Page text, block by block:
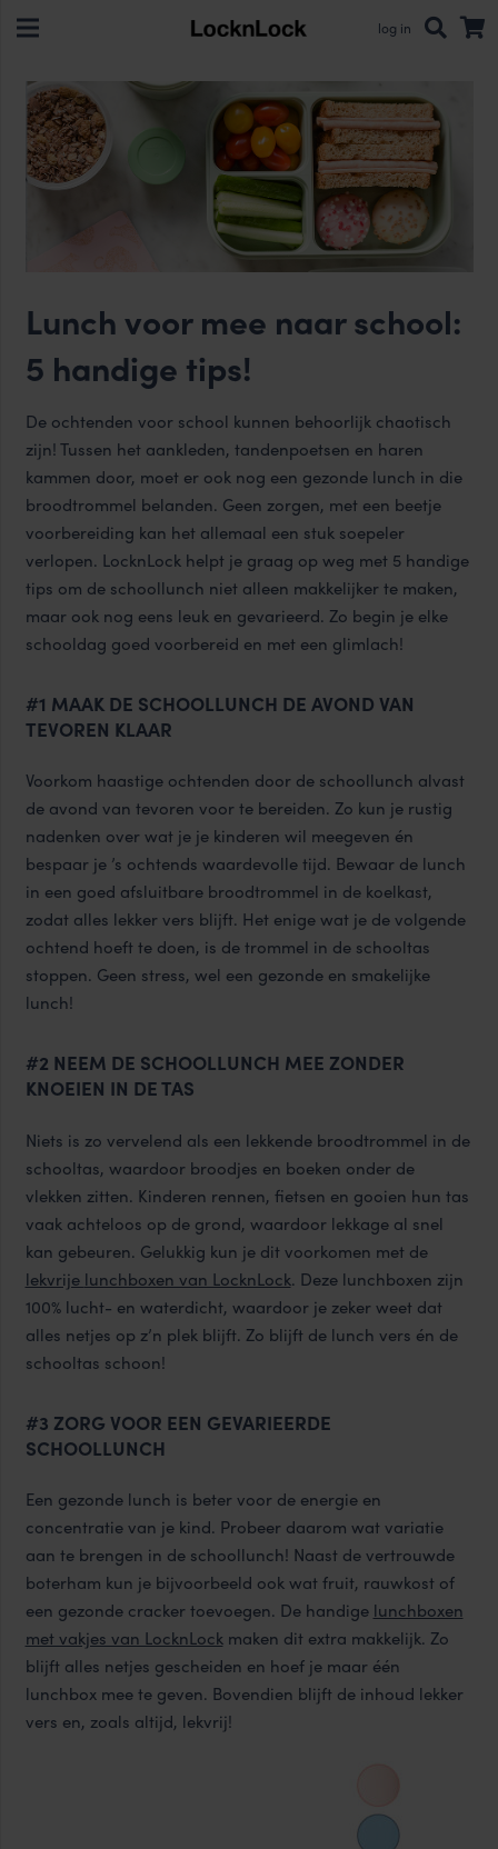
log in
Lunch voor mee naar school:
5 handige tips!
De ochtenden voor school kunnen behoorlijk chaotisch
zijn! Tussen het aankleden, tandenpoetsen en haren
kammen door, moet er ook nog een gezonde lunch in die
broodtrommel belanden. Geen zorgen, met een beetje
voorbereiding kan het allemaal een stuk soepeler
verlopen. LocknLock helpt je graag op weg met 5 handige
tips om de schoollunch niet alleen makkelijker te maken,
maar ook nog eens leuk en gevarieerd. Zo begin je elke
schooldag goed voorbereid en met een glimlach!
#1 MAAK DE SCHOOLLUNCH DE AVOND VAN
TEVOREN KLAAR
Voorkom haastige ochtenden door de schoollunch alvast
de avond van tevoren voor te bereiden. Zo kun je rustig
nadenken over wat je je kinderen wil meegeven én
bespaar je ’s ochtends waardevolle tijd. Bewaar de lunch
in een goed afsluitbare broodtrommel in de koelkast,
zodat alles lekker vers blijft. Het enige wat je de volgende
ochtend hoeft te doen, is de trommel in de schooltas
stoppen. Geen stress, wel een gezonde en smakelijke
lunch!
#2 NEEM DE SCHOOLLUNCH MEE ZONDER
KNOEIEN IN DE TAS
Niets is zo vervelend als een lekkende broodtrommel in de
schooltas, waardoor broodjes en boeken onder de
vlekken zitten. Kinderen rennen, fietsen en gooien hun tas
vaak achteloos op de grond, waardoor lekkage al snel
kan gebeuren. Gelukkig kun je dit voorkomen met de
lekvrije lunchboxen van LocknLock. Deze lunchboxen zijn
100% lucht- en waterdicht, waardoor je zeker weet dat
alles netjes op z’n plek blijft. Zo blijft de lunch vers én de
schooltas schoon!
#3 ZORG VOOR EEN GEVARIEERDE
SCHOOLLUNCH
Een gezonde lunch is beter voor de energie en
concentratie van je kind. Probeer daarom wat variatie
aan te brengen in de schoollunch! Naast de vertrouwde
boterham kun je bijvoorbeeld ook wat fruit, rauwkost of
een gezonde cracker toevoegen. De handige lunchboxen
met vakjes van LocknLockmaken dit extra makkelijk. Zo
blijft alles netjes gescheiden en hoef je maar één
lunchbox mee te geven. Bovendien blijft de inhoud lekker
vers en, zoals altijd, lekvrij!